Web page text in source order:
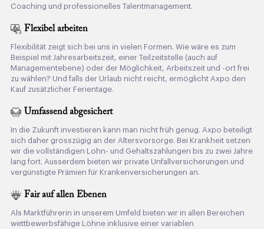
Coaching und professionelles Talentmanagement.
Flexibel arbeiten
Flexibilität zeigt sich bei uns in vielen Formen. Wie wäre es zum
Beispiel mit Jahresarbeitszeit, einer Teilzeitstelle (auch auf
Managementebene) oder der Möglichkeit, Arbeitszeit und -ort frei
zu wählen? Und falls der Urlaub nicht reicht, ermöglicht Axpo den
Kauf zusätzlicher Ferientage.
Umfassend abgesichert
In die Zukunft investieren kann man nicht früh genug. Axpo beteiligt
sich daher grosszügig an der Altersvorsorge. Bei Krankheit setzen
wir die vollständigen Lohn- und Gehaltszahlungen bis zu zwei Jahre
lang fort. Ausserdem bieten wir private Unfallversicherungen und
vergünstigte Prämien für Krankenversicherungen an.
Fair auf allen Ebenen
Als Marktführerin in unserem Umfeld bieten wir in allen Bereichen
wettbewerbsfähige Löhne inklusive einer variablen